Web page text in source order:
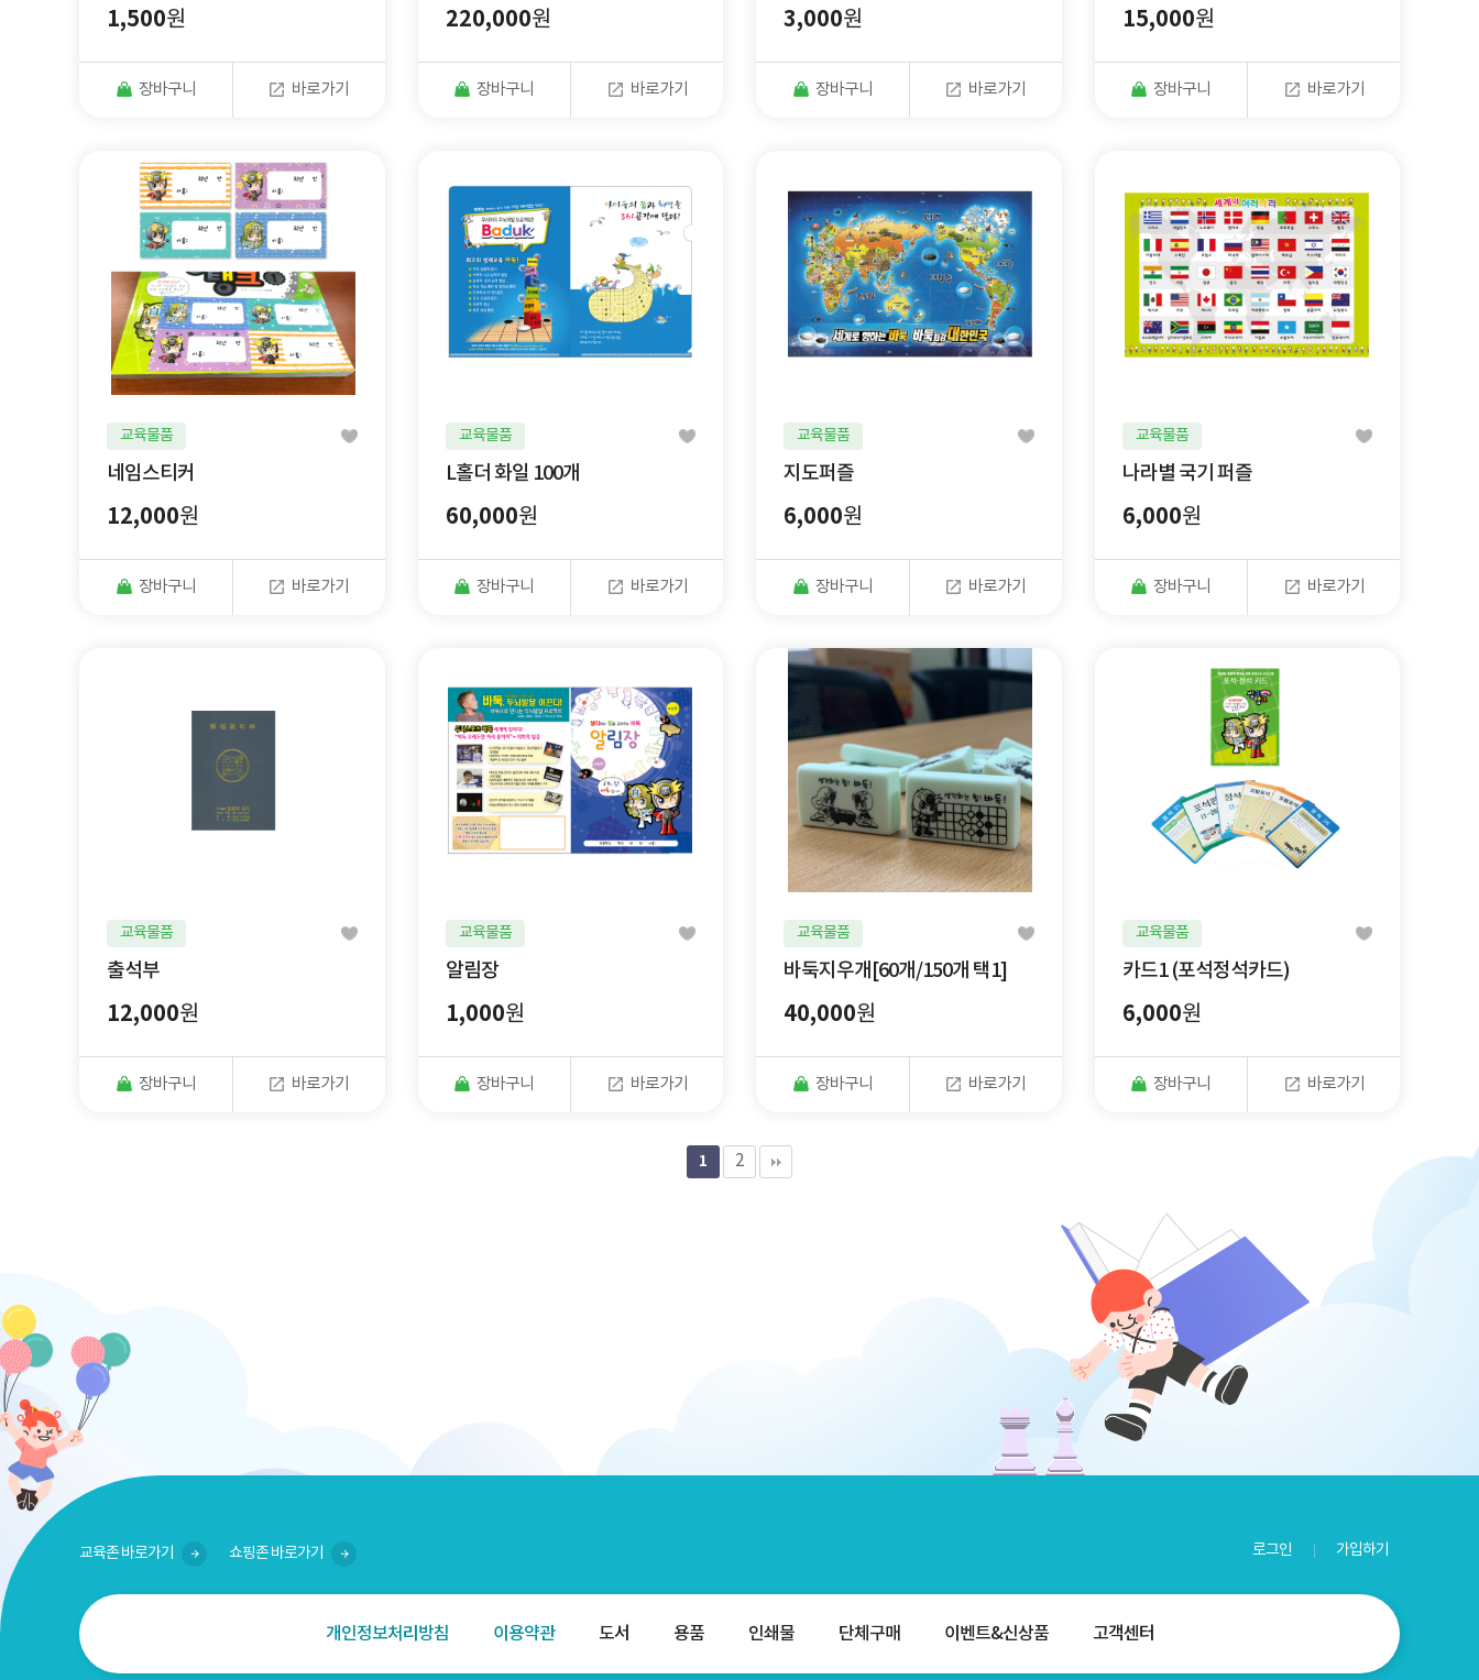
1,500원
장바구니 바로가기
220,000원
장바구니 바로가기
3,000원
장바구니 바로가기
15,000원
장바구니 바로가기
교육물품
네임스티커
12,000원
장바구니 바로가기
교육물품
L홀더 화일 100개
60,000원
장바구니 바로가기
교육물품
지도퍼즐
6,000원
장바구니 바로가기
교육물품
나라별 국기 퍼즐
6,000원
장바구니 바로가기
교육물품
출석부
12,000원
장바구니 바로가기
교육물품
알림장
1,000원
장바구니 바로가기
교육물품
바둑지우개[60개/150개 택1]
40,000원
장바구니 바로가기
교육물품
카드1 (포석정석카드)
6,000원
장바구니 바로가기
1 2
교육존 바로가기 쇼핑존 바로가기 로그인 가입하기
개인정보처리방침 이용약관 도서 용품 인쇄물 단체구매 이벤트&신상품 고객센터